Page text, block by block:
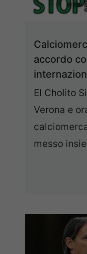
accordo
El Cholito
Verona e
messo